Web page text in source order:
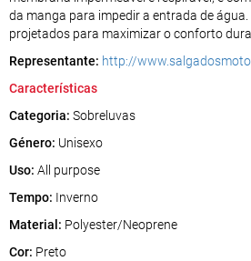
da manga para impedir a entrada de
projetados para maximizar o conforto
Representante: http://
Características
Categoria: Sobreluvas
Género: Unisexo
Uso: All purpose
Tempo: Inverno
Material: Polyester/Neoprene
Cor: Preto